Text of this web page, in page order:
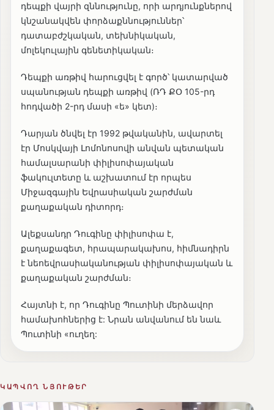
դեպքի վայրի զննությունը, որի արդյունքներով
կնշանակվեն փորձաքննություններ՝
դատաբժշկական, տեխնիկական,
մոլեկուլային գենետիկական։
Դեպքի առթիվ հարուցվել է գործ՝ կատարված
սպանության դեպքի առթիվ (ՌԴ ՔՕ 105-րդ
հոդվածի 2-րդ մասի «ե» կետ)։
Դարյան ծնվել էր 1992 թվականին, ավարտել
էր Մոսկվայի Լոմոնոսովի անվան պետական ​​
համալսարանի փիլիսոփայական
ֆակուլտետը և աշխատում էր որպես
Միջազգային Եվրասիական շարժման
քաղաքական դիտորդ։
Ալեքսանդր Դուգինը փիլիսոփա է,
քաղաքագետ, հրապարակախոս, հիմնադիրն
է նեոեվրասիականության փիլիսոփայական և
քաղաքական շարժման։
Հայտնի է, որ Դուգինը Պուտինի մերձավոր
համախոհներից է: Նրան անվանում են նաև
Պուտինի «ուղեղ:
ԿԱՊՎՈՂ ՆՅՈՒԹԵՐ